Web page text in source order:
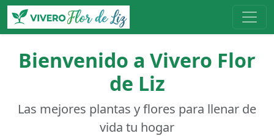
Bienvenido a Vivero Flor
de Liz
Las mejores plantas y flores para llenar de
vida tu hogar